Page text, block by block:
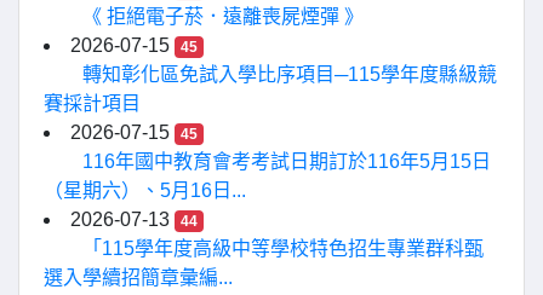
《 拒絕電子菸．遠離喪屍煙彈 》
2026-07-15
45
轉知彰化區免試入學比序項目─115學年度縣級競
賽採計項目
2026-07-15
45
116年國中教育會考考試日期訂於116年5月15日
（星期六）、5月16日...
2026-07-13
44
「115學年度高級中等學校特色招生專業群科甄
選入學續招簡章彙編...